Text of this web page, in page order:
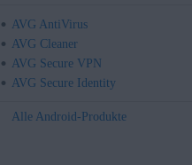
AVG AntiVirus
AVG Cleaner
AVG Secure VPN
AVG Secure Identity
Alle Android-Produkte